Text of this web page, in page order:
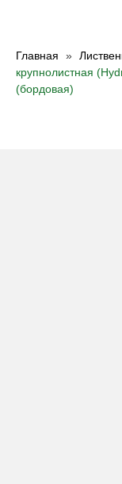
Главная
крупнолистная
(бордовая)